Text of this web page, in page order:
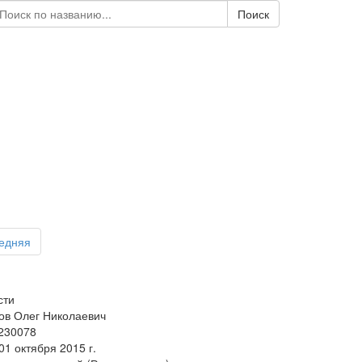
Поиск
Олег Николаевич
октября 2015 г.